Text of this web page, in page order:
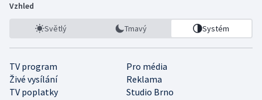
Vzhled
Světlý Tmavý Systém
TV program
Pro média
Živé vysílání
Reklama
TV poplatky
Studio Brno